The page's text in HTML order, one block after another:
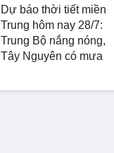
Dự báo thời tiết miền
Trung hôm nay 28/7:
Trung Bộ nắng nóng,
Tây Nguyên có mưa